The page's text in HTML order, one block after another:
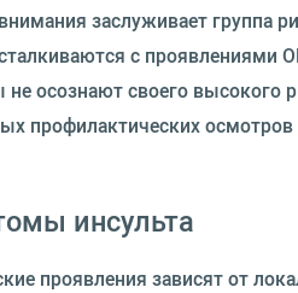
заслуживает группа
с проявлениями
не осознают своего высокого
профилактических
инсульта
проявления зависят от